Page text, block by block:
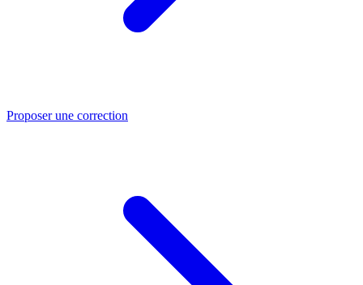
Proposer une correction